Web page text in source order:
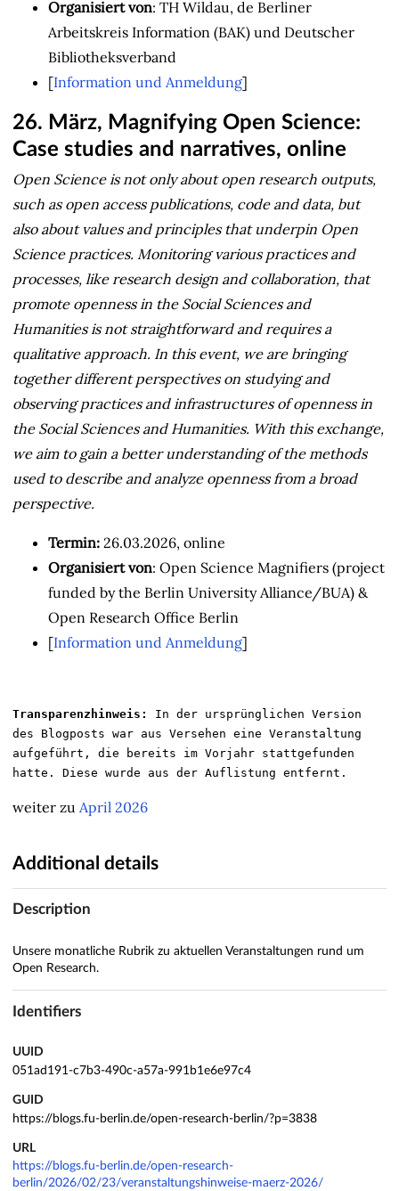
Organisiert von: TH Wildau, de Berliner
Arbeitskreis Information (BAK) und Deutscher
Bibliotheksverband
[Information und Anmeldung]
26. März, Magnifying Open Science:
Case studies and narratives, online
Open Science is not only about open research outputs,
such as open access publications, code and data, but
also about values and principles that underpin Open
Science practices. Monitoring various practices and
processes, like research design and collaboration, that
promote openness in the Social Sciences and
Humanities is not straightforward and requires a
qualitative approach. In this event, we are bringing
together different perspectives on studying and
observing practices and infrastructures of openness in
the Social Sciences and Humanities. With this exchange,
we aim to gain a better understanding of the methods
used to describe and analyze openness from a broad
perspective.
Termin: 26.03.2026, online
Organisiert von: Open Science Magnifiers (project
funded by the Berlin University Alliance/BUA) &
Open Research Office Berlin
[Information und Anmeldung]
Transparenzhinweis:
In der ursprünglichen Version
des Blogposts war aus Versehen eine Veranstaltung
aufgeführt, die bereits im Vorjahr stattgefunden
hatte. Diese wurde aus der Auflistung entfernt.
weiter zu April 2026
Additional details
Description
Unsere monatliche Rubrik zu aktuellen Veranstaltungen rund um
Open Research.
Identifiers
UUID
051ad191-c7b3-490c-a57a-991b1e6e97c4
GUID
https://blogs.fu-berlin.de/open-research-berlin/?p=3838
URL
https://blogs.fu-berlin.de/open-research-
berlin/2026/02/23/veranstaltungshinweise-maerz-2026/